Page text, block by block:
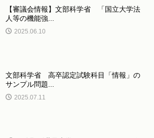
【審議会情報】文部科学省 「国立大学法
人等の機能強...
2025.06.10
文部科学省 高卒認定試験科目「情報」の
サンプル問題...
2025.07.11